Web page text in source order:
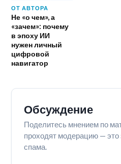
ОТ АВТОРА
Не «о чем», а
«зачем»: почему
в эпоху ИИ
нужен личный
цифровой
навигатор
Обсуждение
Поделитесь мнением по
проходят модерацию —
спама.